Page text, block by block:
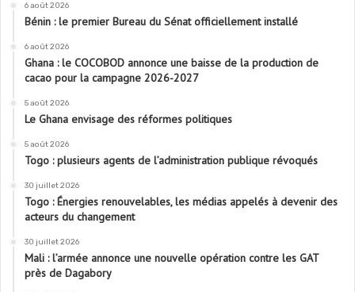
6 août 2026
Bénin : le premier Bureau du Sénat officiellement installé
6 août 2026
Ghana : le COCOBOD annonce une baisse de la production de
cacao pour la campagne 2026-2027
5 août 2026
Le Ghana envisage des réformes politiques
5 août 2026
Togo : plusieurs agents de l’administration publique révoqués
30 juillet 2026
Togo : Énergies renouvelables, les médias appelés à devenir des
acteurs du changement
30 juillet 2026
Mali : l’armée annonce une nouvelle opération contre les GAT
près de Dagabory